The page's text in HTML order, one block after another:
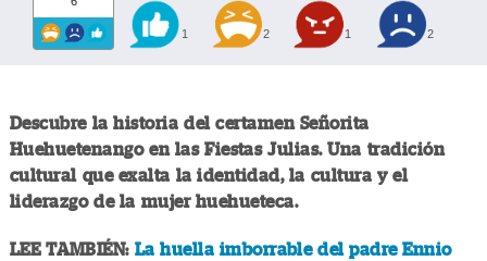
1 2 1 2
Descubre la historia del certamen Señorita
Huehuetenango en las Fiestas Julias. Una tradición
cultural que exalta la identidad, la cultura y el
liderazgo de la mujer huehueteca.
LEE TAMBIÉN: La huella imborrable del padre Ennio